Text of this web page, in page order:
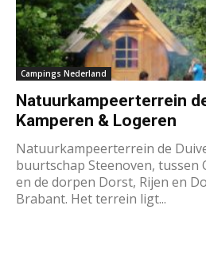
Campings Nederland
Natuurkampeerterrein
Kamperen & Logeren
Natuurkampeerterrein de
buurtschap Steenoven, tussen
en de dorpen Dorst, Rijen en
Brabant. Het terrein ligt...